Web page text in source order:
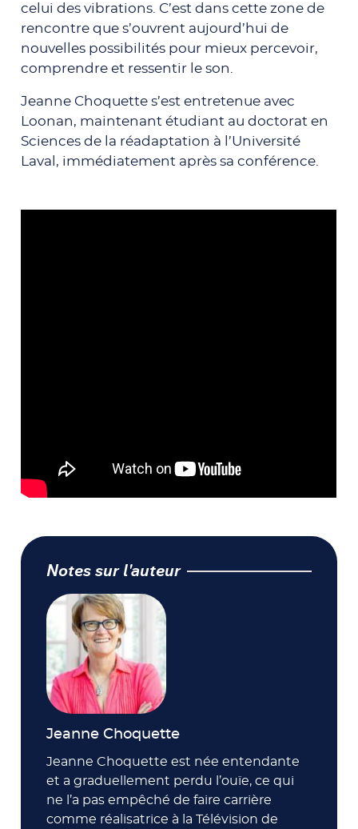
celui des vibrations. C’est dans cette zone de
rencontre que s’ouvrent aujourd’hui de
nouvelles possibilités pour mieux percevoir,
comprendre et ressentir le son.
Jeanne Choquette s’est entretenue avec
Loonan, maintenant étudiant au doctorat en
Sciences de la réadaptation à l’Université
Laval, immédiatement après sa conférence.
Notes sur l'auteur
Jeanne Choquette
Jeanne Choquette est née entendante
et a graduellement perdu l’ouïe, ce qui
ne l’a pas empêché de faire carrière
comme réalisatrice à la Télévision de